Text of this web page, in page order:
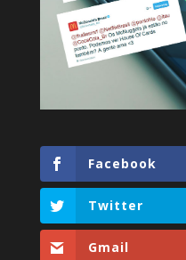
Facebook
Twitter
Gmail